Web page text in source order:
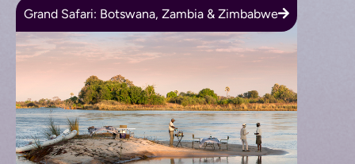
Grand Safari: Botswana, Zambia & Zimbabwe